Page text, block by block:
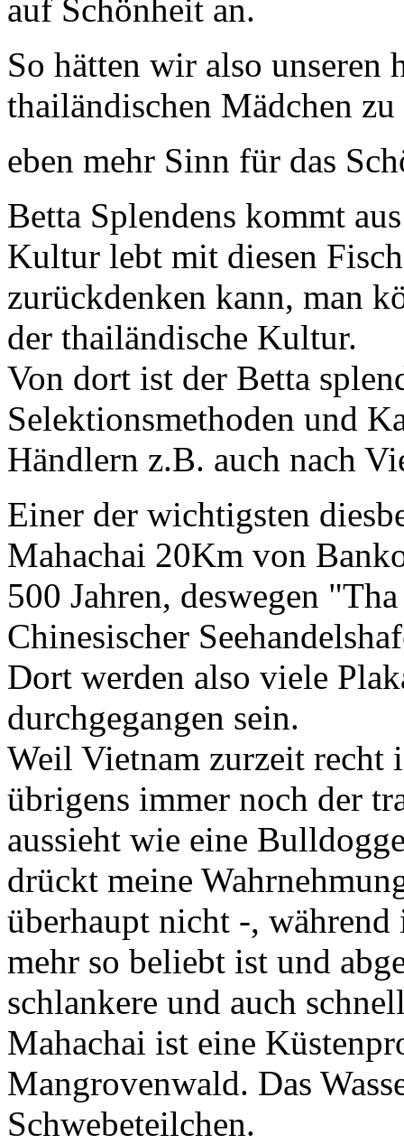
auf Schönheit an.
So hätten wir also unseren
thailändischen Mädchen
eben mehr Sinn für das
Betta Splendens kommt
Kultur lebt mit diesen
zurückdenken kann, man
der thailändische Kultur.
Von dort ist der Betta
Selektionsmethoden und
Händlern z.B. auch nach
Einer der wichtigsten
Mahachai 20Km von
500 Jahren, deswegen
Chinesischer
Dort werden also viele
durchgegangen sein.
Weil Vietnam zurzeit
übrigens immer noch der
aussieht wie eine
drückt meine
überhaupt nicht -,
mehr so beliebt ist und
schlankere und auch
Mahachai ist eine
Mangrovenwald. Das
Schwebeteilchen.